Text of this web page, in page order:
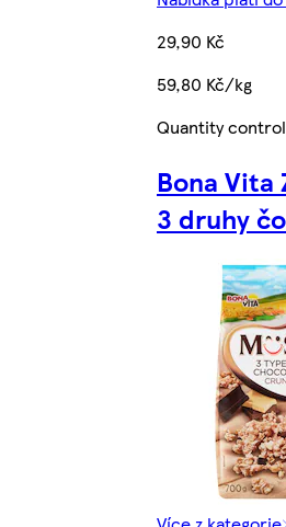
29,90 Kč
59,80 Kč/kg
Quantity
Bona Vita
3 druhy